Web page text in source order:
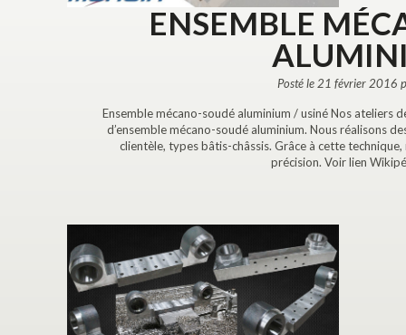
ENSEMBLE
Posté le 21 février 2016
Ensemble mécano-soudé aluminium / usiné Nos ateliers
d’ensemble mécano-soudé aluminium. Nous réalisons
clientèle, types bâtis-châssis. Grâce à cette
précision. Voir lien